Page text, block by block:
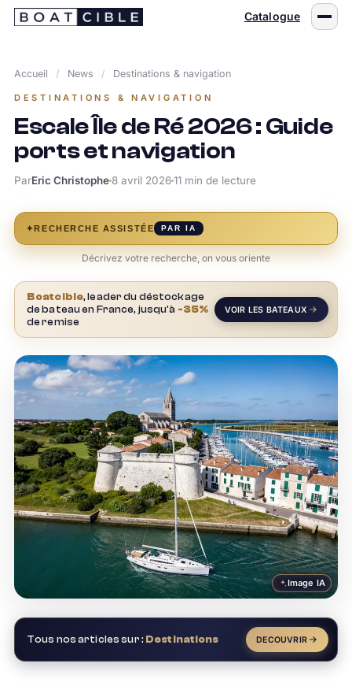
Passer
Catalogue
Accueil / News / Destinations & navigation
DESTINATIONS & NAVIGATION
Escale Île de Ré 2026 : Guide
ports et navigation
ParEric Christophe8 avril 202611 min de lecture
✦RECHERCHE ASSISTÉE PAR IA
Décrivez votre recherche, on vous oriente
Boatcible, leader du déstockage
de bateau en France, jusqu'à -35%
de remise
VOIR LES BATEAUX
Image IA
Tous nos articles sur : Destinations DECOUVRIR